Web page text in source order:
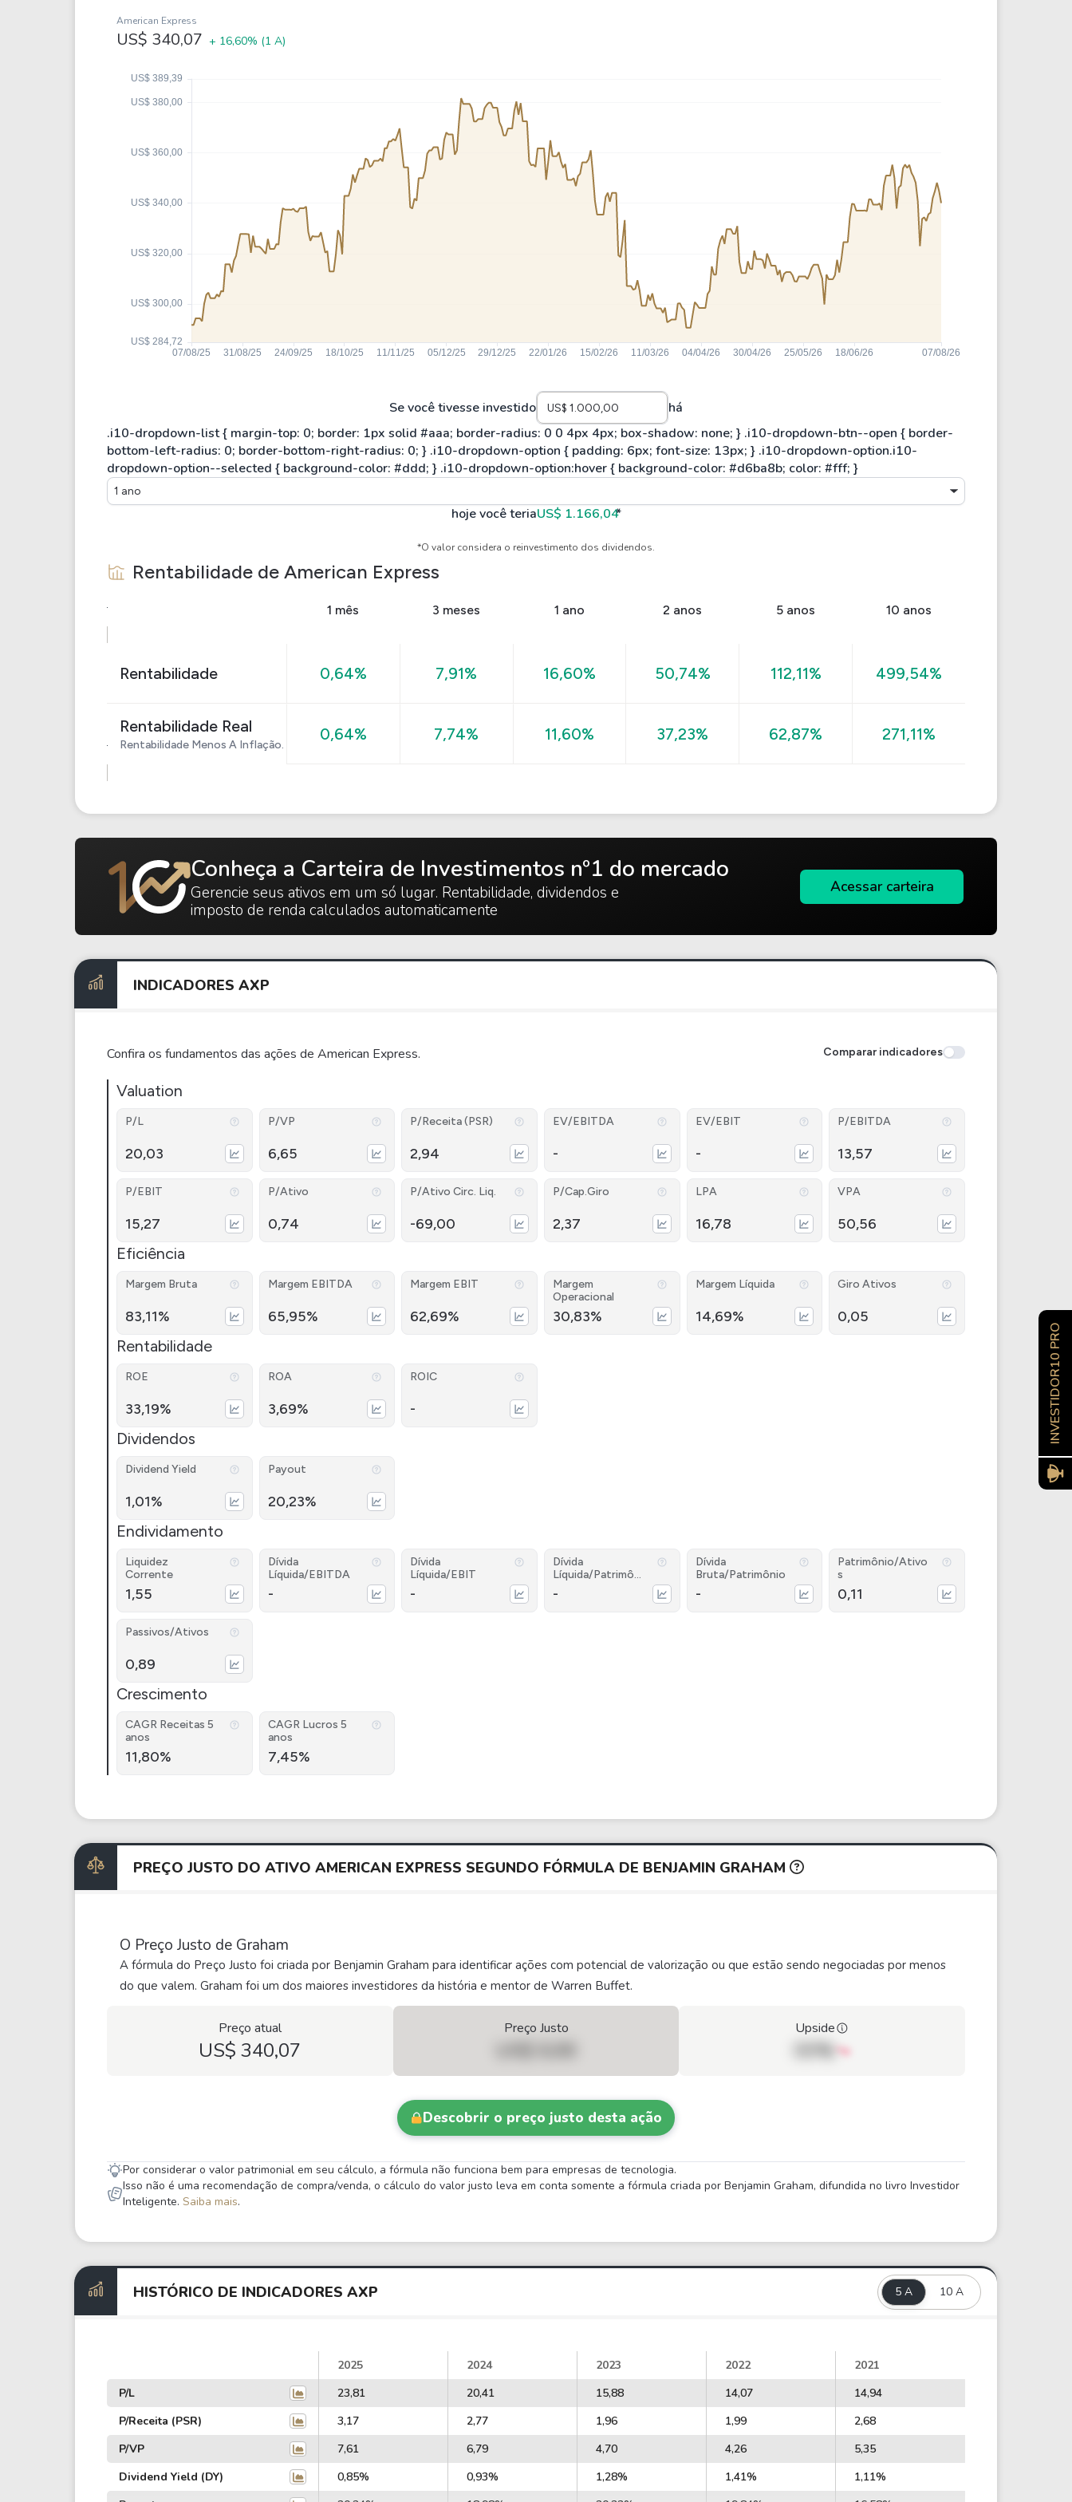
Klabin
Petrobrás
Ver todos
KNCR11
American Express
US$ 340,07 + 16,60% (1 A)
Se você tivesse investido há
1 ano
hoje você teriaUS$ 1.166,04*
*O valor considera o reinvestimento dos dividendos.
Rentabilidade de American Express
1 mês 3 meses 1 ano 2 anos 5 anos 10 anos
Rentabilidade 0,64% 7,91% 16,60% 50,74% 112,11% 499,54%
Rentabilidade Real
Rentabilidade Menos A Inflação.
0,64% 7,74% 11,60% 37,23% 62,87% 271,11%
Conheça a Carteira de Investimentos nº1 do mercado
Gerencie seus ativos em um só lugar. Rentabilidade, dividendos e
imposto de renda calculados automaticamente
Acessar carteira
INDICADORES AXP
Confira os fundamentos das ações de American Express. Comparar indicadores
Valuation
P/L
20,03
P/VP
6,65
P/Receita (PSR)
2,94
EV/EBITDA
-
EV/EBIT
-
P/EBITDA
13,57
P/EBIT
15,27
P/Ativo
0,74
P/Ativo Circ. Liq.
-69,00
P/Cap.Giro
2,37
LPA
16,78
VPA
50,56
Eficiência
Margem Bruta
83,11%
Margem EBITDA
65,95%
Margem EBIT
62,69%
Margem
Operacional
30,83%
Margem Líquida
14,69%
Giro Ativos
0,05
Rentabilidade
ROE
33,19%
ROA
3,69%
ROIC
-
Dividendos
Dividend Yield
1,01%
Payout
20,23%
Endividamento
Liquidez
Corrente
1,55
Dívida
Líquida/EBITDA
-
Dívida
Líquida/EBIT
-
Dívida
Líquida/Patrimôni
-
Dívida
Bruta/Patrimônio
-
Patrimônio/Ativo
s
0,11
Passivos/Ativos
0,89
Crescimento
CAGR Receitas 5
anos
11,80%
CAGR Lucros 5
anos
7,45%
PREÇO JUSTO DO ATIVO AMERICAN EXPRESS SEGUNDO FÓRMULA DE BENJAMIN GRAHAM
O Preço Justo de Graham
A fórmula do Preço Justo foi criada por Benjamin Graham para identificar ações com potencial de valorização ou que estão sendo negociadas por menos
do que valem. Graham foi um dos maiores investidores da história e mentor de Warren Buffet.
Preço atual
US$ 340,07
Preço Justo Upside
00%
Descobrir o preço justo desta ação
Por considerar o valor patrimonial em seu cálculo, a fórmula não funciona bem para empresas de tecnologia.
Isso não é uma recomendação de compra/venda, o cálculo do valor justo leva em conta somente a fórmula criada por Benjamin Graham, difundida no livro Investidor
Inteligente. Saiba mais.
HISTÓRICO DE INDICADORES AXP 5 A 10 A
2025 2024 2023 2022
2021
P/L
23,81 20,41 15,88 14,07
14,94
P/Receita (PSR)
3,17 2,77 1,96 1,99
2,68
P/VP
7,61 6,79 4,70 4,26
5,35
Dividend Yield (DY)
0,85% 0,93% 1,28% 1,41%
1,11%
INVESTIDOR10 PRO